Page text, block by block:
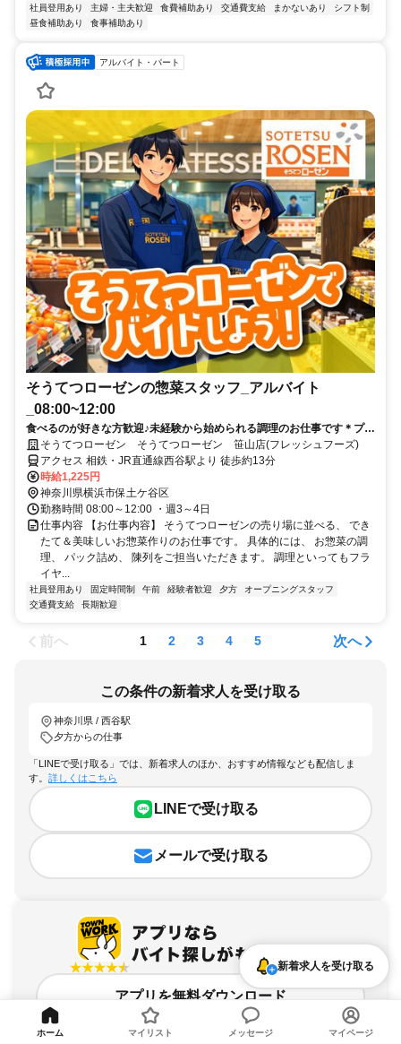
社員登用あり 主婦・主夫歓迎 食費補助あり 交通費支給 まかないあり
シフト制
昼食補助あり
食事補助あり
アルバイト・パート
そうてつローゼンの惣菜スタッフ_アルバイト
_08:00~12:00
食べるのが好きな方歓迎♪未経験から始められる調理のお仕事です＊プラ
イベートとの両立も可能です！
そうてつローゼン そうてつローゼン 笹山店(フレッシュフーズ)
アクセス 相鉄・JR直通線西谷駅より 徒歩約13分
時給1,225円
神奈川県横浜市保土ケ谷区
勤務時間 08:00～12:00 ・週3～4日
仕事内容 【お仕事内容】 そうてつローゼンの売り場に並べる、 でき
たて＆美味しいお惣菜作りのお仕事です。 具体的には、 お惣菜の調
理、 パック詰め、 陳列をご担当いただきます。 調理といってもフラ
イヤ...
社員登用あり 固定時間制 午前 経験者歓迎 夕方
オープニングスタッフ
交通費支給
長期歓迎
前へ 1 2 3 4 5 次へ
この条件の新着求人を受け取る
神奈川県 / 西谷駅
夕方からの仕事
「LINEで受け取る」では、新着求人のほか、おすすめ情報なども配信しま
す。 詳しくはこちら
LINEで受け取る
メールで受け取る
アプリを無料ダウンロード
新着求人を受け取る
ホーム マイリスト メッセージ マイページ